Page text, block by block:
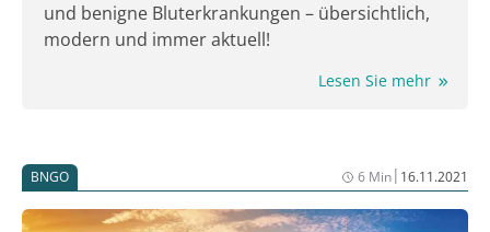
gestiegen. Aufgrund der therapieassoziierten
Morbidität einerseits und der gestiegenen
Therapieoptionen andererseits ist die Nachsorge im
und benigne Bluterkrankungen – übersichtlich,
modern und immer aktuell!
Lesen Sie mehr
BNGO 6 Min| 16.11.2021